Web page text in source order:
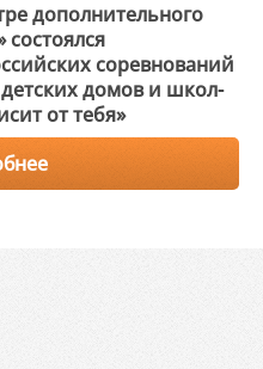
дополнительного
соревнований
домов и школ-
от тебя»